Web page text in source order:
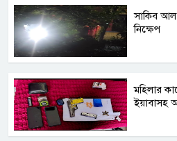
সাকিব আল
নিক্ষেপ
মহিলার
ইয়াবাসহ